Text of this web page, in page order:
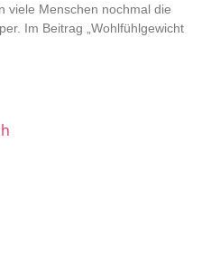
viele Menschen nochmal die
Im Beitrag „Wohlfühlgewicht